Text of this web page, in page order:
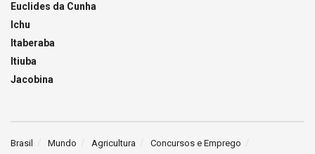
Euclides da Cunha
Ichu
Itaberaba
Itiuba
Jacobina
Brasil Mundo Agricultura Concursos e Emprego